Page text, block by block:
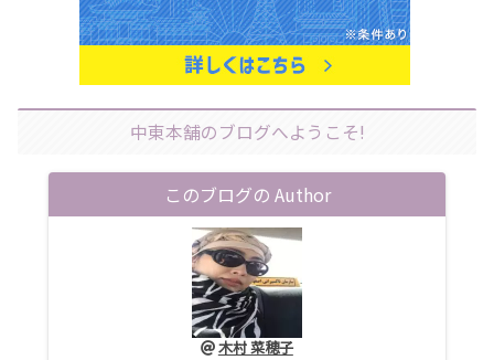
中東本舗のブログへようこそ!
このブログの Author
木村 菜穂子